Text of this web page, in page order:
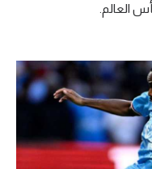
العالم.